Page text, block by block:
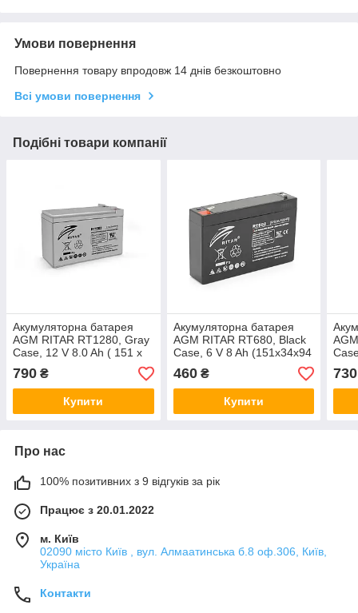
Умови повернення
Повернення товару впродовж 14 днів безкоштовно
Всі умови повернення
Подібні товари компанії
Акумуляторна батарея
AGM RITAR RT1280, Gray
Case, 12 V 8.0 Ah ( 151 х
65 х 94 (100) ), 2.16 kg
Q10
790 ₴
Купити
Акумуляторна батарея
AGM RITAR RT680, Black
Case, 6 V 8 Ah (151х34х94
(100)), 1.2kg Q10
460₴
Купити
х 94
730
Про нас
100% позитивних з 9 відгуків за рік
Працює з 20.01.2022
м. Київ
02090 місто Київ , вул. Алмаатинська б.8 оф.306, Київ,
Україна
Контакти